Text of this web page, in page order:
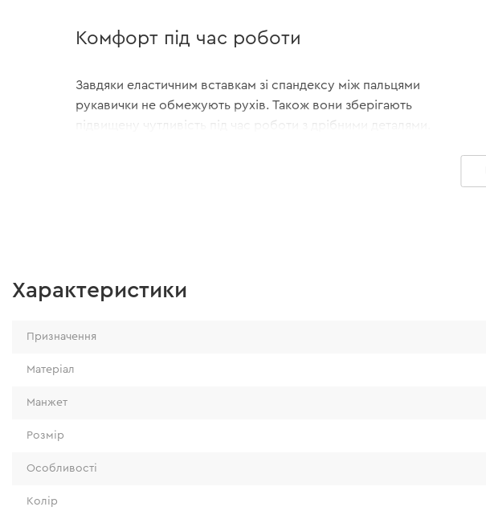
Комфорт під час роботи
Завдяки еластичним вставкам зі спандексу між пальцями
рукавички не обмежують рухів. Також вони зберігають
підвищену чутливість під час роботи з дрібними деталями.
Характеристики
Призначення
Матеріал
Манжет
Розмір
Особливості
Колір